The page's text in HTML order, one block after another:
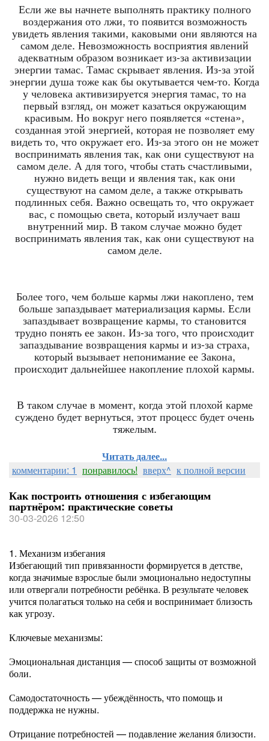
Если же вы начнете выполнять практику полного
воздержания ото лжи, то появится возможность
увидеть явления такими, каковыми они являются на
самом деле. Невозможность восприятия явлений
адекватным образом возникает из-за активизации
энергии тамас. Тамас скрывает явления. Из-за этой
энергии душа тоже как бы окутывается чем-то. Когда
у человека активизируется энергия тамас, то на
первый взгляд, он может казаться окружающим
красивым. Но вокруг него появляется «стена»,
созданная этой энергией, которая не позволяет ему
видеть то, что окружает его. Из-за этого он не может
воспринимать явления так, как они существуют на
самом деле. А для того, чтобы стать счастливыми,
нужно видеть вещи и явления так, как они
существуют на самом деле, а также открывать
подлинных себя. Важно освещать то, что окружает
вас, с помощью света, который излучает ваш
внутренний мир. В таком случае можно будет
воспринимать явления так, как они существуют на
самом деле.
Более того, чем больше кармы лжи накоплено, тем
больше запаздывает материализация кармы. Если
запаздывает возвращение кармы, то становится
трудно понять ее закон. Из-за того, что происходит
запаздывание возвращения кармы и из-за страха,
который вызывает непонимание ее Закона,
происходит дальнейшее накопление плохой кармы.
В таком случае в момент, когда этой плохой карме
суждено будет вернуться, этот процесс будет очень
тяжелым.
Читать далее...
комментарии: 1 понравилось! вверх^ к полной версии
Как построить отношения с избегающим
партнёром: практические советы
30-03-2026 12:50
1. Механизм избегания
Избегающий тип привязанности формируется в детстве,
когда значимые взрослые были эмоционально недоступны
или отвергали потребности ребёнка. В результате человек
учится полагаться только на себя и воспринимает близость
как угрозу.
Ключевые механизмы:
Эмоциональная дистанция — способ защиты от возможной
боли.
Самодостаточность — убеждённость, что помощь и
поддержка не нужны.
Отрицание потребностей — подавление желания близости.